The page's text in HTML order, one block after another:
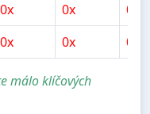
0x 0x
0x
0x 0x 0x
málo klíčových